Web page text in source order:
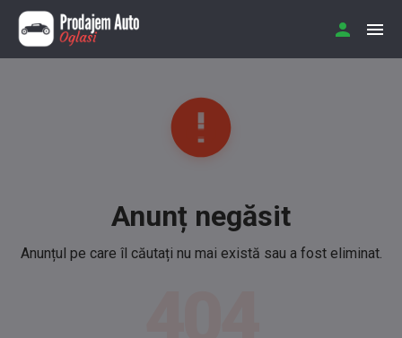
Anunț negăsit
Anunțul pe care îl căutați nu mai există sau a fost eliminat.